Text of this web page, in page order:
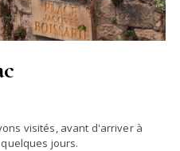
visités, avant d'arriver à
jours.